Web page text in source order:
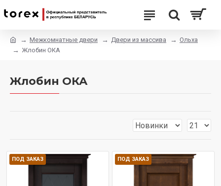
Межкомнатные двери Двери из массива
Ольха
Жлобин ОКА
Жлобин ОКА
ПОД ЗАКАЗ ПОД ЗАКАЗ